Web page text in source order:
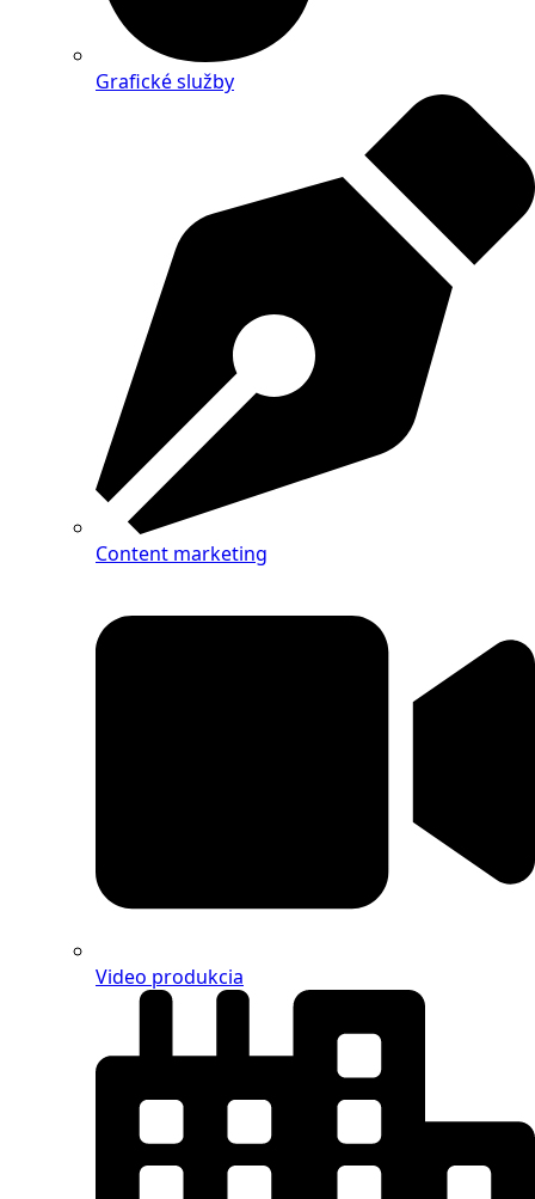
Grafické služby
Content marketing
Video produkcia